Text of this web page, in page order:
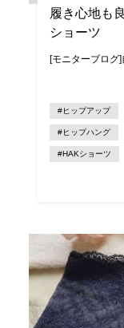
履き心地も
ショーツ
[モニターブロ
#ヒップアップ
#ヒップハング
#HAKショーツ